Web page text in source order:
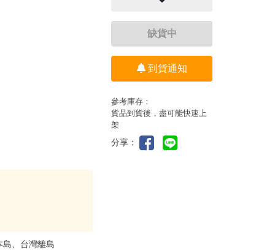
島、台灣離島
缺貨中
到貨通知
參考庫存：
貨品到貨後，盡可能快速上
架
分享：